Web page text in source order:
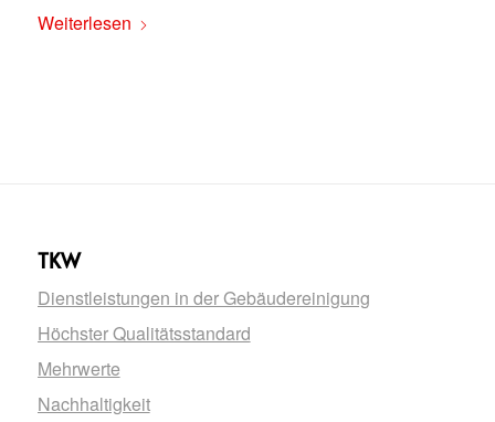
Weiterlesen
TKW
Dienstleistungen in der Gebäudereinigung
Höchster Qualitätsstandard
Mehrwerte
Nachhaltigkeit